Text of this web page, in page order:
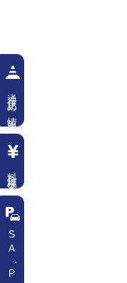
通行止め情報
料金検索
SA
・